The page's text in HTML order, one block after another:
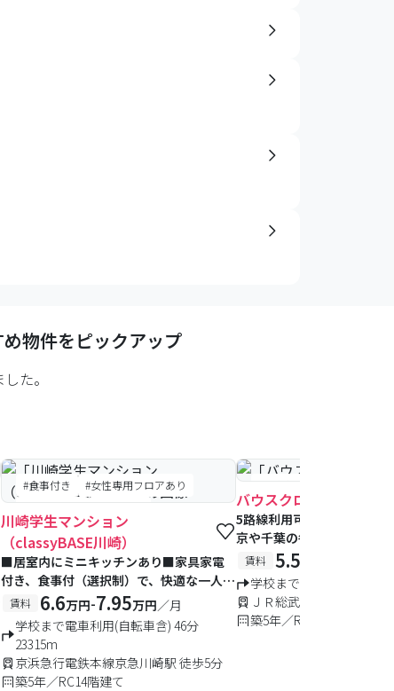
物件をピックアップ
た。
#食事付き
#女性専用フロアあり
#予約受付中
#空室待ち
川崎学生マンション
（classyBASE川崎）
■居室内にミニキッチンあり■家具家電
付き、食事付（選択制）で、快適な一人暮
らし
賃料 6.6万円-7.95万円／月
学校まで電車利用(自転車含) 46分
23315m
京浜急行電鉄本線京急川崎駅 徒歩5分
築5年／RC14階建て
#食事付き
バウスクロス西船橋
5路線利用可な西船橋駅よ
京や千葉の各方面へのアク
周辺は一人暮らしをサポー
行政・医療・公共施設が充
賃料 5.55
学校まで電車利用 47分
ＪＲ総武・中央緩行線西
築5年／RC12階建て